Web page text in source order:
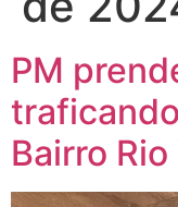
PM
Bairro